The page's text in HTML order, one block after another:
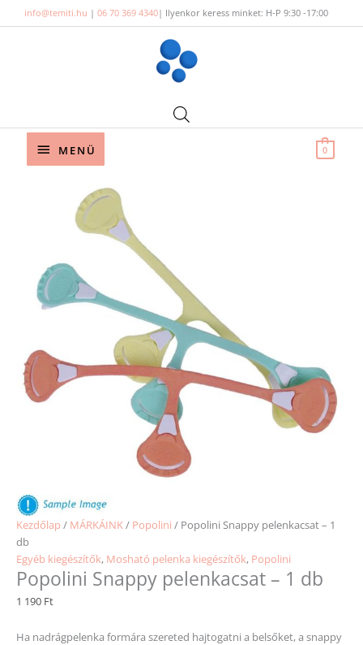
to
info@temiti.hu | 06 70 369 4340| Ilyenkor keress minket: H-P 9:30 -17:00
Below
MENÜ 0
Kezdőlap / MÁRKÁINK/ Popolini / Popolini Snappy pelenkacsat – 1
db
Egyéb kiegészítők, Mosható pelenka kiegészítők, Popolini
Popolini Snappy pelenkacsat – 1 db
1 190 Ft
Ha nadrágpelenka formára szereted hajtogatni a belsőket, a snappy